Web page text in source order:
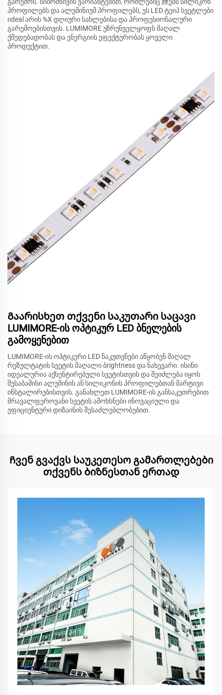
პროფილებს და ალუმინიუმ პროფილებს, ეს LED ტეიპ სვეტლები
იdeal არის %X დღიური სახლებისა და პროფესიონალური
გარემოებისთვის. LUMIMORE უზრუნველყოფს მაღალ
ქმედებადობას და ენერგიის ეფექტურობას ყოველი
პროდუქტით.
Გაარისხეთ თქვენი საკუთარი საცავი
LUMIMORE-ის ოპტიკურ LED ბნელების
გამოყენებით
LUMIMORE-ის ოპტიკური LED ნაკუთვნები აწყობენ მაღალ
რეზულტატის სვეტის მაღალი ბrightness და ნახევარი. ისინი
იდეალურია აქსენტირებული სვეტისთვის და შეიძლება იყოს
შესაბამისი ალუმინის ან სილიკონის პროფილებთან მარტივი
ინსტალირებისთვის. განახლეთ LUMIMORE-ის განსაკუთრებით
მრავალფეროვანი სვეტის ამოხსნები ინოვაციული და
ეფიციენტური დიზაინის შესაძლებლობებით.
Ჩვენ გვაქვს საუკეთესო გამართლებები
თქვენს ბიზნესთან ერთად